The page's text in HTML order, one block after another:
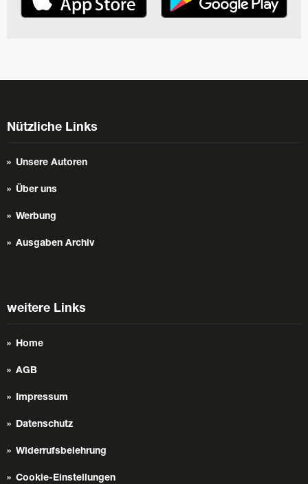
Nützliche Links
Unsere Autoren
Über uns
Werbung
Ausgaben Archiv
weitere Links
Home
AGB
Impressum
Datenschutz
Widerrufsbelehrung
Cookie-Einstellungen